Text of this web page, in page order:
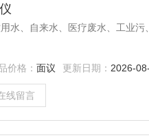
水、自来水、医疗废水、工业
价格： 面议 更新日期： 2026-
线留言